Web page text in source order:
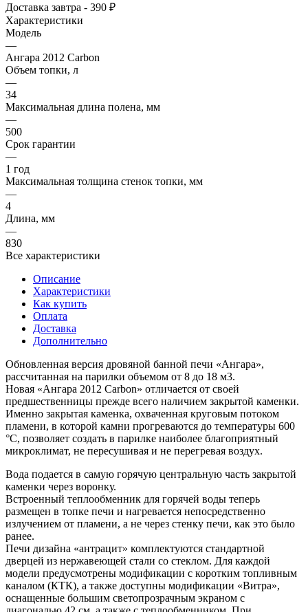
Доставка завтра - 390 ₽
Характеристики
Модель
—
Ангара 2012 Carbon
Объем топки, л
—
34
Максимальная длина полена, мм
—
500
Срок гарантии
—
1 год
Максимальная толщина стенок топки, мм
—
4
Длина, мм
—
830
Все характеристики
Описание
Характеристики
Как купить
Оплата
Доставка
Дополнительно
Обновленная версия дровяной банной печи «Ангара»,
рассчитанная на парилки объемом от 8 до 18 м3.
Новая «Ангара 2012 Carbon» отличается от своей
предшественницы прежде всего наличием закрытой каменки.
Именно закрытая каменка, охваченная круговым потоком
пламени, в которой камни прогреваются до температуры 600
°С, позволяет создать в парилке наиболее благоприятный
микроклимат, не пересушивая и не перегревая воздух.
Вода подается в самую горячую центральную часть закрытой
каменки через воронку.
Встроенный теплообменник для горячей воды теперь
размещен в топке печи и нагревается непосредственно
излучением от пламени, а не через стенку печи, как это было
ранее.
Печи дизайна «антрацит» комплектуются стандартной
дверцей из нержавеющей стали со стеклом. Для каждой
модели предусмотрены модификации с коротким топливным
каналом (КТК), а также доступны модификации «Витра»,
оснащенные большим светопрозрачным экраном с